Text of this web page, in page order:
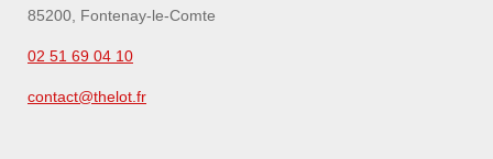
85200, Fontenay-le-Comte
02 51 69 04 10
contact@thelot.fr